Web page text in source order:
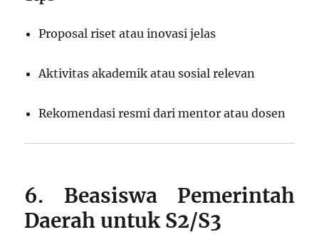
Proposal riset atau inovasi jelas
Aktivitas akademik atau sosial relevan
Rekomendasi resmi dari mentor atau dosen
6. Beasiswa Pemerintah
Daerah untuk S2/S3